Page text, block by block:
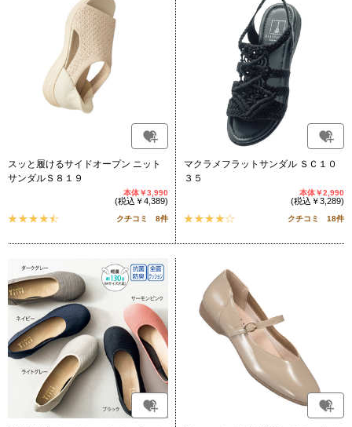
スッと履けるサイドオープン ニット
サンダルＳ８１９
本体￥3,990
(税込￥4,389)
クチコミ 8件
マクラメフラットサンダル ＳＣ１０
３５
本体￥2,990
(税込￥3,289)
クチコミ 18件